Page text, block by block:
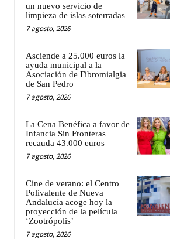
un nuevo servicio de
limpieza de islas soterradas
7 agosto, 2026
Asciende a 25.000 euros la
ayuda municipal a la
Asociación de Fibromialgia
de San Pedro
7 agosto, 2026
La Cena Benéfica a favor de
Infancia Sin Fronteras
recauda 43.000 euros
7 agosto, 2026
Cine de verano: el Centro
Polivalente de Nueva
Andalucía acoge hoy la
proyección de la película
‘Zootrópolis’
7 agosto, 2026